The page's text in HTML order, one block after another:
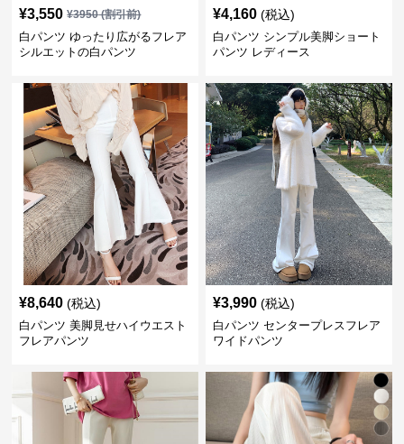
¥3,550 ¥3950(割引前)
白パンツ ゆったり広がるフレア
シルエットの白パンツ
¥4,160 (税込)
白パンツ シンプル美脚ショート
パンツ レディース
¥8,640 (税込)
白パンツ 美脚見せハイウエスト
フレアパンツ
¥3,990 (税込)
白パンツ センタープレスフレア
ワイドパンツ